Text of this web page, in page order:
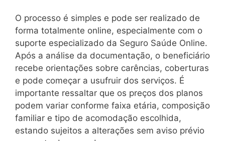
O processo é simples e pode ser realizado de
forma totalmente online, especialmente com o
suporte especializado da Seguro Saúde Online.
Após a análise da documentação, o beneficiário
recebe orientações sobre carências, coberturas
e pode começar a usufruir dos serviços. É
importante ressaltar que os preços dos planos
podem variar conforme faixa etária, composição
familiar e tipo de acomodação escolhida,
estando sujeitos a alterações sem aviso prévio